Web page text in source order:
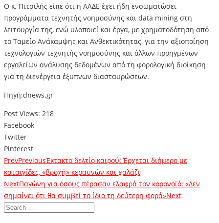
Ο κ. Πιτσιλής είπε ότι η ΑΑΔΕ έχει ήδη ενσωματώσει
προγράμματα τεχνητής νοημοσύνης και data mining στη
λειτουργία της, ενώ υλοποιεί και έργα, με χρηματοδότηση από
το Ταμείο Ανάκαμψης και Ανθεκτικότητας, για την αξιοποίηση
τεχνολογιών τεχνητής νοημοσύνης και άλλων προηγμένων
εργαλείων ανάλυσης δεδομένων από τη φορολογική διοίκηση
για τη διενέργεια έξυπνων διασταυρώσεων.
Πηγή:dnews.gr
Post Views: 218
Facebook
Twitter
Pinterest
PrevPreviousΈκτακτο δελτίο καιρού: Έρχεται διήμερο με
καταιγίδες, «βροχή» κεραυνών και χαλάζι
NextΠαγώνη για όσους πέρασαν ελαφρά τον κορονοϊό: «Δεν
σημαίνει ότι θα συμβεί το ίδιο τη δεύτερη φορά»Next